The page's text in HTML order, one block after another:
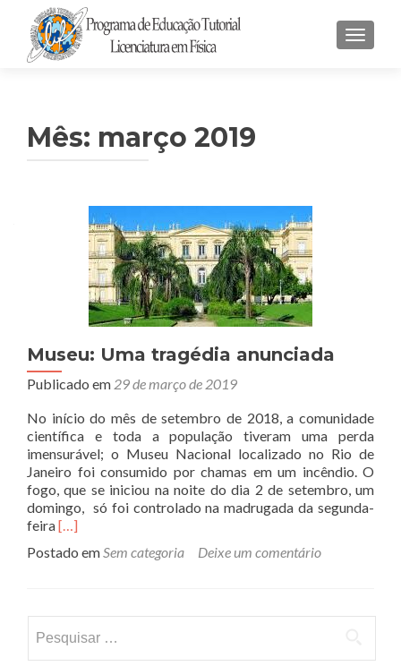
Mês: março 2019
Museu: Uma tragédia anunciada
Publicado em 29 de março de 2019
No início do mês de setembro de 2018, a comunidade
científica e toda a população tiveram uma perda
imensurável; o Museu Nacional localizado no Rio de
Janeiro foi consumido por chamas em um incêndio. O
fogo, que se iniciou na noite do dia 2 de setembro, um
domingo, só foi controlado na madrugada da segunda-
feiraLeia
sobreMuseu:
anunciada
[…]
Postado emSem categoria Deixe um comentário